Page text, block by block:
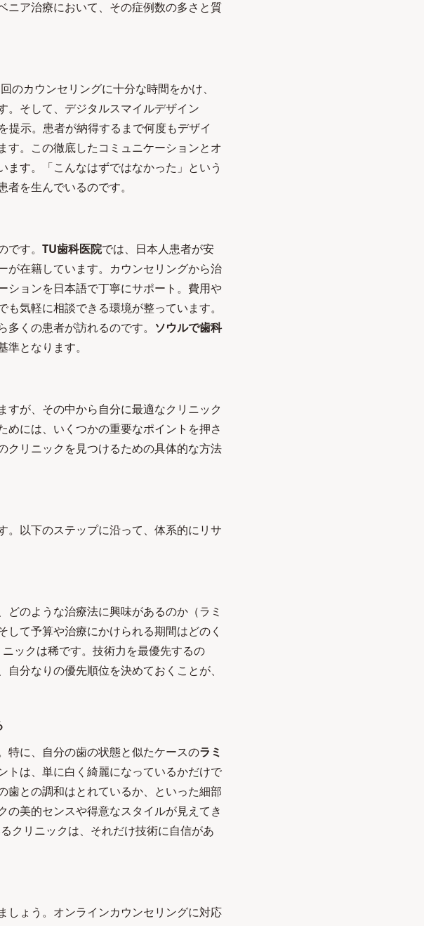
ニア治療において、その症例数の多さと質
カウンセリングに十分な時間をかけ、
。そして、デジタルスマイルデザイン
提示。患者が納得するまで何度もデザイ
す。この徹底したコミュニケーションとオ
す。「こんなはずではなかった」という
を生んでいるのです。
す。 TU歯科医院では、日本人患者が安
が在籍しています。カウンセリングから治
ションを日本語で丁寧にサポート。費用や
気軽に相談できる環境が整っています。
くの患者が訪れるのです。 ソウルで歯科
となります。
すが、その中から自分に最適なクリニック
めには、いくつかの重要なポイントを押さ
クリニックを見つけるための具体的な方法
。以下のステップに沿って、体系的にリサ
のような治療法に興味があるのか（ラミ
て予算や治療にかけられる期間はどのく
ックは稀です。技術力を最優先するの
分なりの優先順位を決めておくことが、
特に、自分の歯の状態と似たケースのラミ
トは、単に白く綺麗になっているかだけで
歯との調和はとれているか、といった細部
の美的センスや得意なスタイルが見えてき
クリニックは、それだけ技術に自信があ
しょう。オンラインカウンセリングに対応